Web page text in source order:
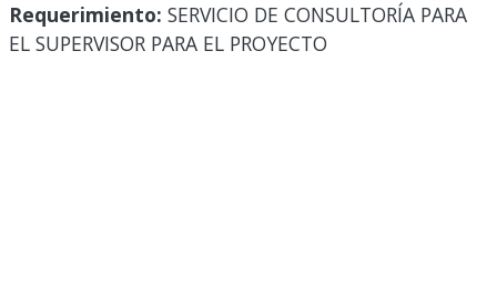
Requerimiento: SERVICIO DE CONSULTORÍA PARA
EL SUPERVISOR PARA EL PROYECTO